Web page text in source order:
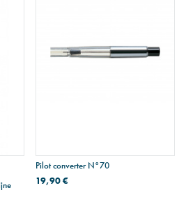
Pilot converter N°70
19,90 €